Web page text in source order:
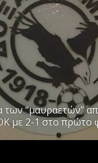
των “μαυραετών”
με 2-1 στο πρώτο